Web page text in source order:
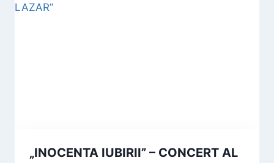
„INOCENTA IUBIRII” – CONCERT AL